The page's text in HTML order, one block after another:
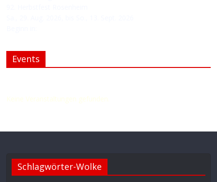
Events
Keine Veranstaltungen gefunden.
Schlagwörter-Wolke